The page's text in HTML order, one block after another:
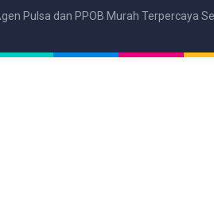
Pulsa dan PPOB Murah Terpercaya